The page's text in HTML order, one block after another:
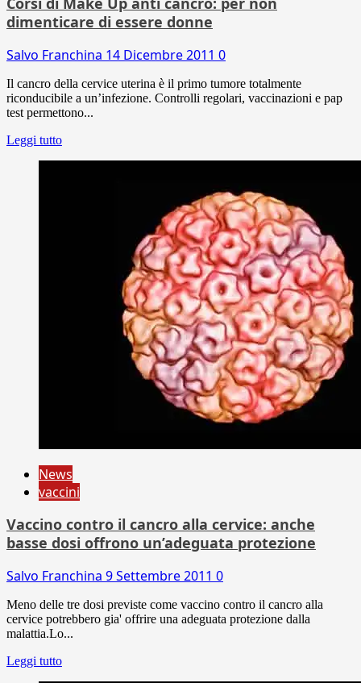
dimenticare di essere donne
Salvo Franchina 14 Dicembre 2011 0
Il cancro della cervice uterina è il primo tumore totalmente
riconducibile a un’infezione. Controlli regolari, vaccinazioni e pap
test permettono...
Leggi tutto
News
vaccini
Vaccino contro il cancro alla cervice: anche
basse dosi offrono un’adeguata protezione
Salvo Franchina 9 Settembre 2011 0
Meno delle tre dosi previste come vaccino contro il cancro alla
cervice potrebbero gia' offrire una adeguata protezione dalla
malattia.Lo...
Leggi tutto